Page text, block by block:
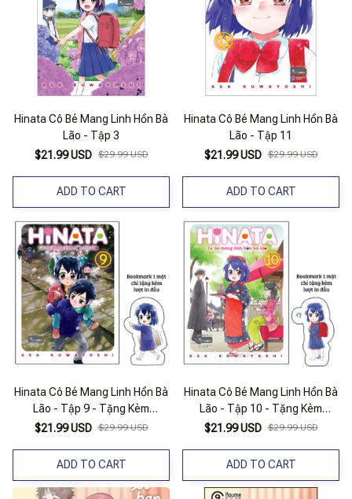
Hinata Cô Bé Mang Linh Hồn Bà
Lão - Tập 3
$21.99 USD $29.99 USD
ADD TO CART
Hinata Cô Bé Mang Linh Hồn Bà
Lão - Tập 11
$21.99 USD $29.99 USD
ADD TO CART
Hinata Cô Bé Mang Linh Hồn Bà
Lão - Tập 9 - Tặng Kèm
Bookmark Bế Hình Nhân Vật
$21.99 USD $29.99 USD
ADD TO CART
Hinata Cô Bé Mang Linh Hồn Bà
Lão - Tập 10 - Tặng Kèm
Bookmark Bế Hình Nhân Vật 1
$21.99 USD $29.99 USD
ADD TO CART